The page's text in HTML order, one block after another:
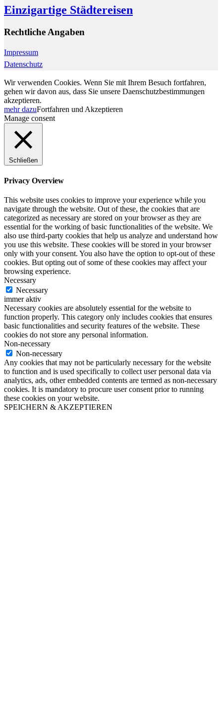
Einzigartige Städtereisen
Rechtliche Angaben
Impressum
Datenschutz
Wir verwenden Cookies. Wenn Sie mit Ihrem Besuch fortfahren,
gehen wir davon aus, dass Sie unsere Daenschutzbestimmungen
akzeptieren.
mehr dazuFortfahren und Akzeptieren
Manage consent
Schließen
Privacy Overview
This website uses cookies to improve your experience while you
navigate through the website. Out of these, the cookies that are
categorized as necessary are stored on your browser as they are
essential for the working of basic functionalities of the website. We
also use third-party cookies that help us analyze and understand how
you use this website. These cookies will be stored in your browser
only with your consent. You also have the option to opt-out of these
cookies. But opting out of some of these cookies may affect your
browsing experience.
Necessary
Necessary
immer aktiv
Necessary cookies are absolutely essential for the website to
function properly. This category only includes cookies that ensures
basic functionalities and security features of the website. These
cookies do not store any personal information.
Non-necessary
Non-necessary
Any cookies that may not be particularly necessary for the website
to function and is used specifically to collect user personal data via
analytics, ads, other embedded contents are termed as non-necessary
cookies. It is mandatory to procure user consent prior to running
these cookies on your website.
SPEICHERN & AKZEPTIEREN